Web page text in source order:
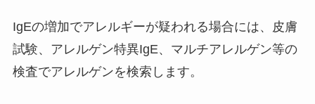
IgEの増加でアレルギーが疑われる場合には、皮膚
試験、アレルゲン特異IgE、マルチアレルゲン等の
検査でアレルゲンを検索します。